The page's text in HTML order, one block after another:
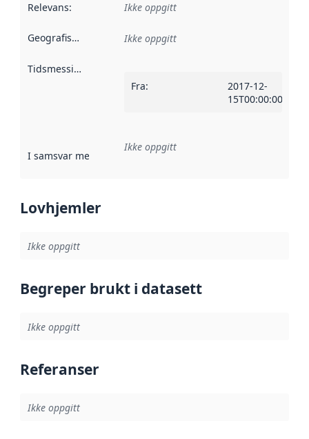
Relevans: Ikke oppgitt
Geografisk avgrensning :
Ikke oppgitt
Tidsmessig avgrensning
Fra:
2017-12-
15T00:00:00Z
I samsvar med Referanse til en implementasjonsregel
Ikke oppgitt
Lovhjemler
Ikke oppgitt
Begreper brukt i datasett
Ikke oppgitt
Referanser
Ikke oppgitt